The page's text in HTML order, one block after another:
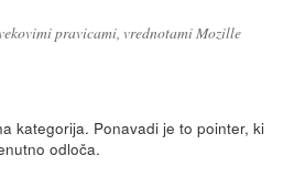
pravicami, vrednotami Mozille
kategorija. Ponavadi je to pointer, ki
odloča.